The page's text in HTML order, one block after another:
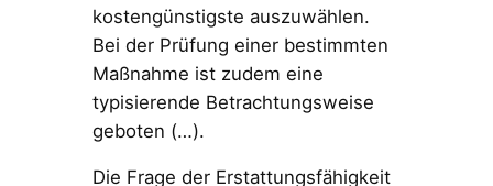
kostengünstigste auszuwählen.
Bei der Prüfung einer bestimmten
Maßnahme ist zudem eine
typisierende Betrachtungsweise
geboten (…).
Die Frage der Erstattungsfähigkeit